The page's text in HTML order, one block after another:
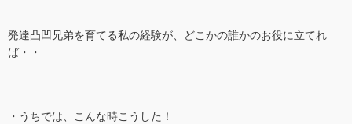
発達凸凹兄弟を育てる私の経験が、どこかの誰かのお役に立てれ
ば・・
・うちでは、こんな時こうした！